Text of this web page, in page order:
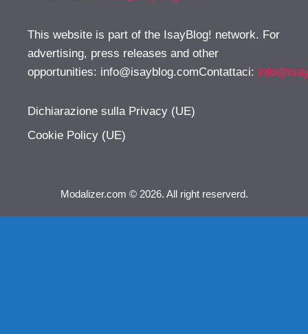
This website is part of the IsayBlog! network. For
advertising, press releases and other
opportunities: info@isayblog.comContattaci:
Dichiarazione sulla Privacy (UE)
Cookie Policy (UE)
Modalizer.com © 2026. All right reserverd.